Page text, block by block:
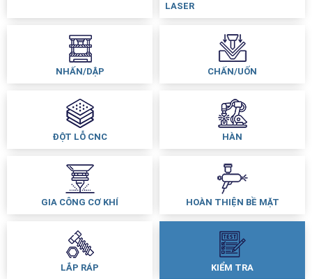
LASER
NHẤN/DẬP CHẤN/UỐN
ĐỘT LỖ CNC HÀN
GIA CÔNG CƠ KHÍ HOÀN THIỆN BỀ MẶT
LẮP RÁP KIỂM TRA